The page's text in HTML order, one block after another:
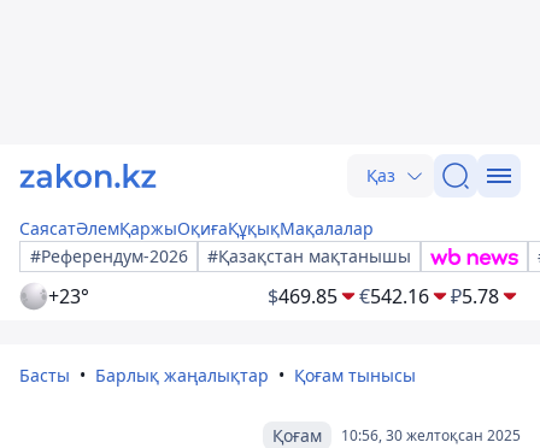
Қаз
СаясатӘлемҚаржыОқиғаҚұқықМақалалар
#Референдум-2026
#Қазақстан мақтанышы
+23° $469.85 €542.16 ₽5.78
Басты Барлық жаңалықтар Қоғам тынысы
10:56, 30 желтоқсан 2025
Қоғам